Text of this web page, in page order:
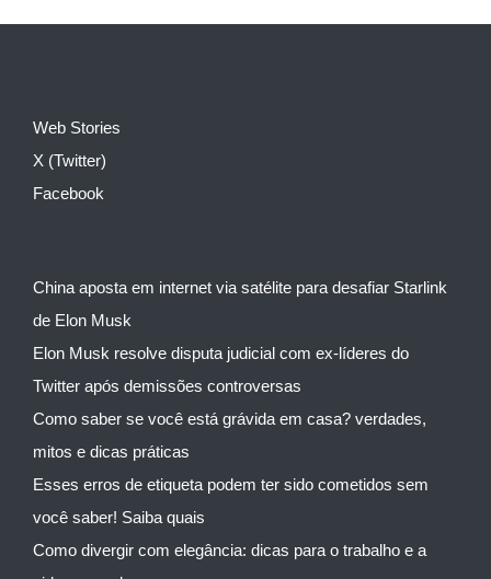
Web Stories
X (Twitter)
Facebook
China aposta em internet via satélite para desafiar Starlink
de Elon Musk
Elon Musk resolve disputa judicial com ex-líderes do
Twitter após demissões controversas
Como saber se você está grávida em casa? verdades,
mitos e dicas práticas
Esses erros de etiqueta podem ter sido cometidos sem
você saber! Saiba quais
Como divergir com elegância: dicas para o trabalho e a